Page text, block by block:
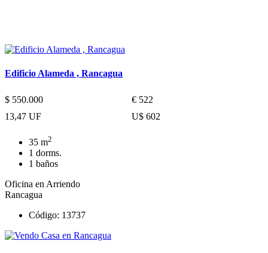
Edificio Alameda , Rancagua
$ 550.000
€ 522
13,47 UF
U$ 602
35 m2
1 dorms.
1 baños
Oficina en Arriendo
Rancagua
Código: 13737